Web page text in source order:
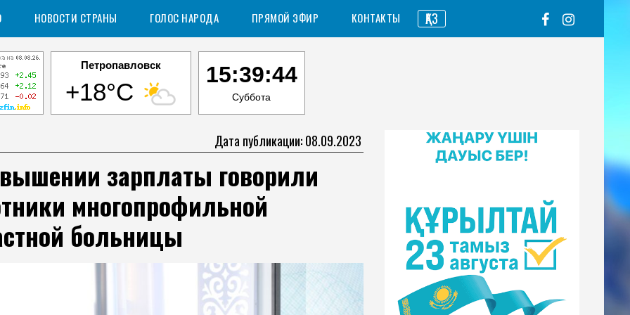
НОВОСТИ СТРАНЫ ГОЛОС НАРОДА ПРЯМОЙ ЭФИР КОНТАКТЫ ҚАЗ
Петропавловск
+18°C
15:39:45
Суббота
Дата публикации: 08.09.2023
зарплаты говорили
многопрофильной
больницы